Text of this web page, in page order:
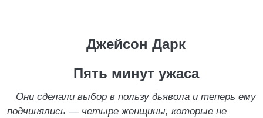
Джейсон Дарк
Пять минут ужаса
Они сделали выбор в пользу дьявола и теперь ему
подчинялись — четыре женщины, которые не